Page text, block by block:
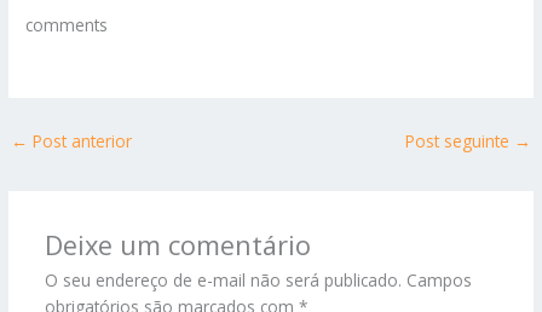
comments
← Post anterior Post seguinte →
Deixe um comentário
O seu endereço de e-mail não será publicado. Campos
obrigatórios são marcados com *